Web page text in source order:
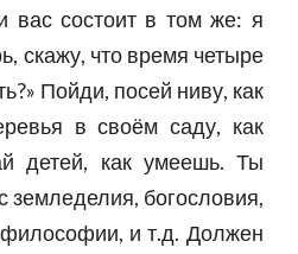
вас состоит в том же: я
скажу, что время четыре
Пойди, посей ниву, как
в своём саду, как
детей, как умеешь. Ты
земледелия, богословия,
философии, и т.д. Должен